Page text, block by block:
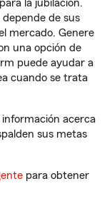
la jubilación.
de sus
mercado. Genere
una opción de
puede ayudar a
cuando se trata
información acerca
sus metas
para obtener